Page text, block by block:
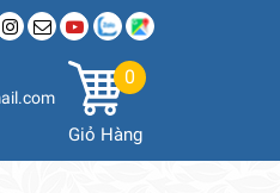
0
Giỏ Hàng